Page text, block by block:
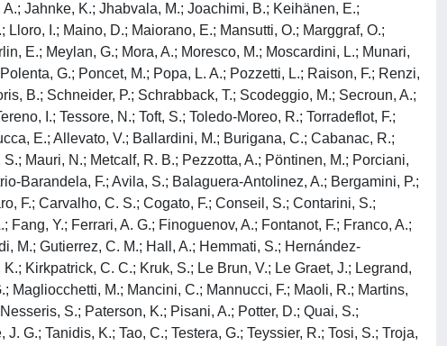
Jahnke, K.; Jhabvala, M.; Joachimi, B.; Keihänen, E.;
I.; Maino, D.; Maiorano, E.; Mansutti, O.; Marggraf, O.;
E.; Meylan, G.; Mora, A.; Moresco, M.; Moscardini, L.; Munari,
G.; Poncet, M.; Popa, L. A.; Pozzetti, L.; Raison, F.; Renzi,
B.; Schneider, P.; Schrabback, T.; Scodeggio, M.; Secroun, A.;
I.; Tessore, N.; Toft, S.; Toledo-Moreo, R.; Torradeflot, F.;
E.; Allevato, V.; Ballardini, M.; Burigana, C.; Cabanac, R.;
Mauri, N.; Metcalf, R. B.; Pezzotta, A.; Pöntinen, M.; Porciani,
Barandela, F.; Avila, S.; Balaguera-Antolinez, A.; Bergamini, P.;
F.; Carvalho, C. S.; Cogato, F.; Conseil, S.; Contarini, S.;
Y.; Ferrari, A. G.; Finoguenov, A.; Fontanot, F.; Franco, A.;
M.; Gutierrez, C. M.; Hall, A.; Hemmati, S.; Hernández-
Kirkpatrick, C. C.; Kruk, S.; Le Brun, V.; Le Graet, J.; Legrand,
Magliocchetti, M.; Mancini, C.; Mannucci, F.; Maoli, R.; Martins,
S.; Paterson, K.; Pisani, A.; Potter, D.; Quai, S.;
G.; Tanidis, K.; Tao, C.; Testera, G.; Teyssier, R.; Tosi, S.; Troja,